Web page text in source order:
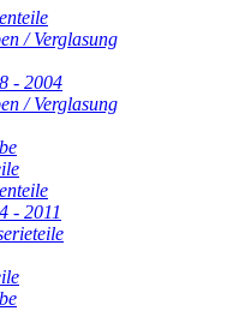
/ Verglasung
- 2004
/ Verglasung
- 2011